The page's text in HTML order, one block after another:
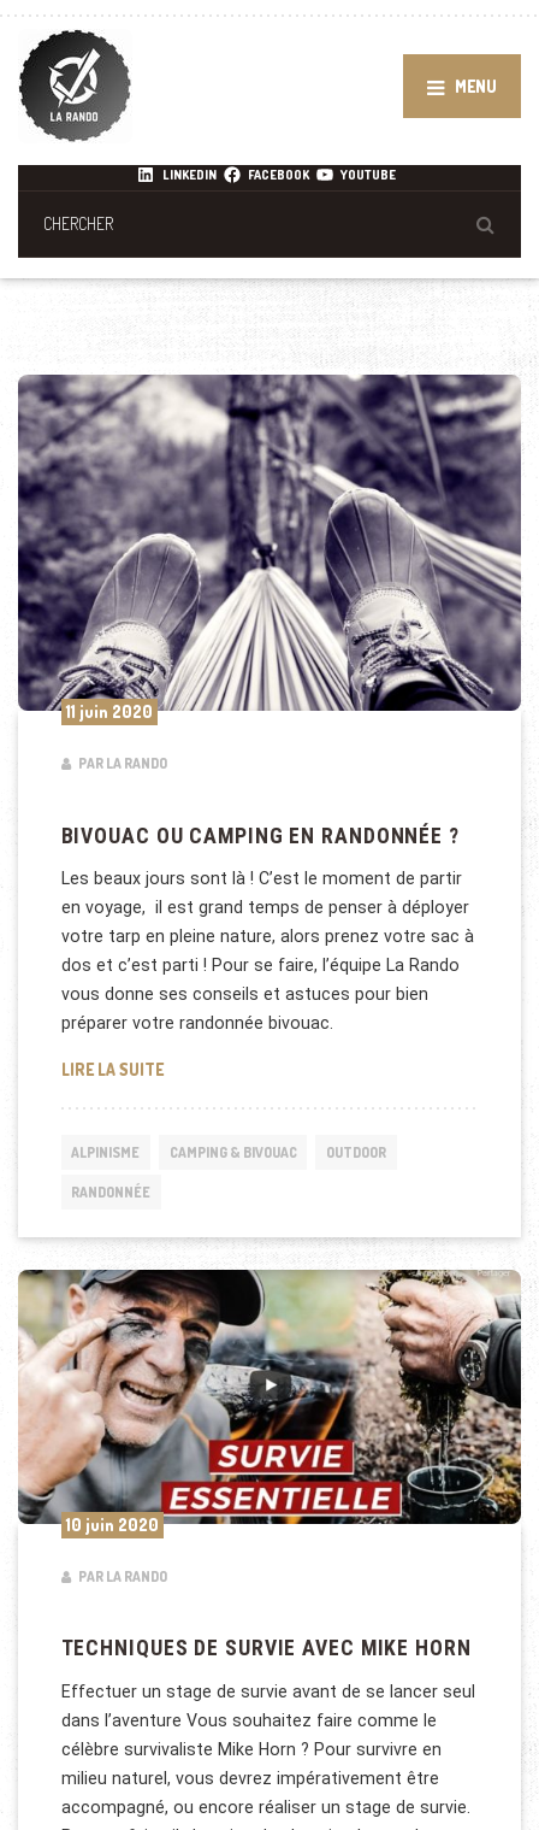
MENU
LINKEDIN FACEBOOK YOUTUBE
11 juin 2020
PAR LA RANDO
BIVOUAC OU CAMPING EN RANDONNÉE ?
Les beaux jours sont là ! C’est le moment de partir
en voyage, il est grand temps de penser à déployer
votre tarp en pleine nature, alors prenez votre sac à
dos et c’est parti ! Pour se faire, l’équipe La Rando
vous donne ses conseils et astuces pour bien
préparer votre randonnée bivouac.
LIRE LA SUITEBIVOUAC OU CAMPING EN RANDONNÉE ?
ALPINISME CAMPING & BIVOUAC OUTDOOR
RANDONNÉE
10 juin 2020
PAR LA RANDO
TECHNIQUES DE SURVIE AVEC MIKE HORN
Effectuer un stage de survie avant de se lancer seul
dans l’aventure Vous souhaitez faire comme le
célèbre survivaliste Mike Horn ? Pour survivre en
milieu naturel, vous devrez impérativement être
accompagné, ou encore réaliser un stage de survie.